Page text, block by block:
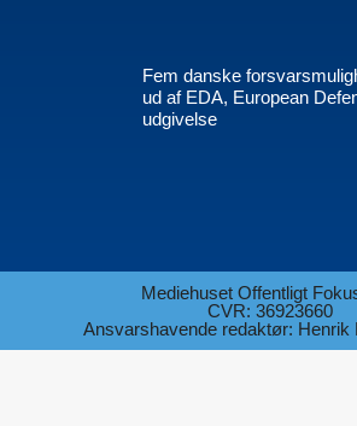
Fem danske
ud af EDA, European
udgivelse
Mediehuset Offentligt
CVR: 36923660
Ansvarshavende redaktør: Henrik